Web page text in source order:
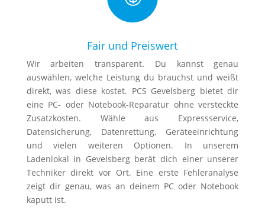
Fair und Preiswert
Wir arbeiten transparent. Du kannst genau
auswählen, welche Leistung du brauchst und weißt
direkt, was diese kostet. PCS Gevelsberg bietet dir
eine PC- oder Notebook-Reparatur ohne versteckte
Zusatzkosten. Wähle aus Expressservice,
Datensicherung, Datenrettung, Geräteeinrichtung
und vielen weiteren Optionen. In unserem
Ladenlokal in Gevelsberg berät dich einer unserer
Techniker direkt vor Ort. Eine erste Fehleranalyse
zeigt dir genau, was an deinem PC oder Notebook
kaputt ist.